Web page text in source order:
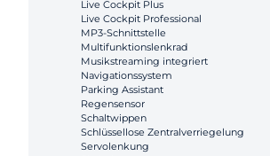
Live Cockpit Plus
Live Cockpit Professional
MP3-Schnittstelle
Multifunktionslenkrad
Musikstreaming integriert
Navigationssystem
Parking Assistant
Regensensor
Schaltwippen
Schlüssellose Zentralverriegelung
Servolenkung